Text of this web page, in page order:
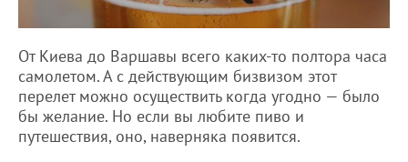
От Киева до Варшавы всего каких-то полтора часа
самолетом. А с действующим бизвизом этот
перелет можно осуществить когда угодно — было
бы желание. Но если вы любите пиво и
путешествия, оно, наверняка появится.